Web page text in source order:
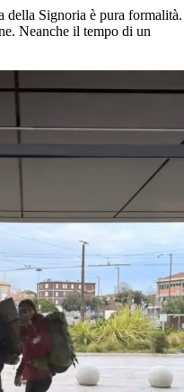
della Signoria è pura formalità.
Neanche il tempo di un